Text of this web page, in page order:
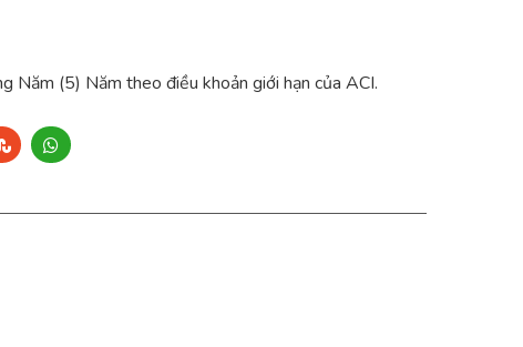
Năm (5) Năm theo điều khoản giới hạn của ACI.